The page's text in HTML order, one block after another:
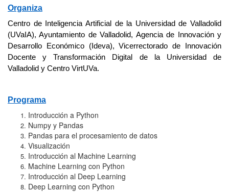
Organiza
Centro de Inteligencia Artificial de la Universidad de Valladolid
(UVaIA), Ayuntamiento de Valladolid, Agencia de Innovación y
Desarrollo Económico (Ideva), Vicerrectorado de Innovación
Docente y Transformación Digital de la Universidad de
Valladolid y Centro VirtUVa.
Programa
Introducción a Python
Numpy y Pandas
Pandas para el procesamiento de datos
Visualización
Introducción al Machine Learning
Machine Learning con Python
Introducción al Deep Learning
Deep Learning con Python